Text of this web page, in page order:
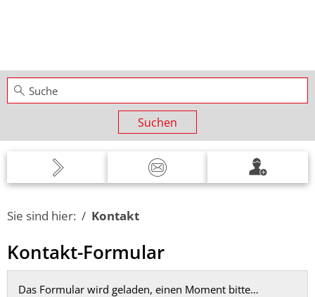
Suchen
Sie sind hier: Kontakt
Kontakt
Kontakt-Formular
Das Formular wird geladen, einen Moment bitte…